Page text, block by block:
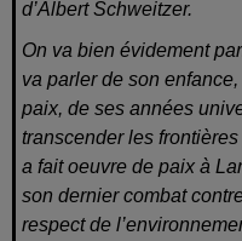
d’Albert Schweitzer.
On va bien évidement
va parler de son
paix, de ses années
transcender les
a fait oeuvre de paix à
son dernier combat
respect de